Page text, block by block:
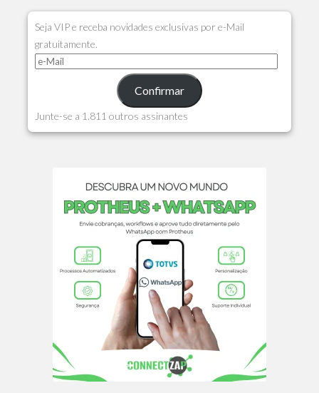
Seja VIP e receba novidades exclusivas por e-Mail
gratuitamente.
Confirmar
Junte-se a 1.811 outros assinantes